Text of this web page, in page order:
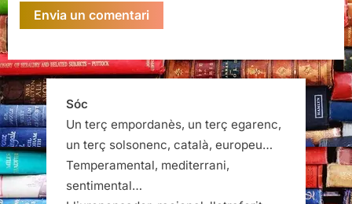
Sóc
Un terç empordanès, un terç egarenc,
un terç solsonenc, català, europeu…
Temperamental, mediterrani,
sentimental…